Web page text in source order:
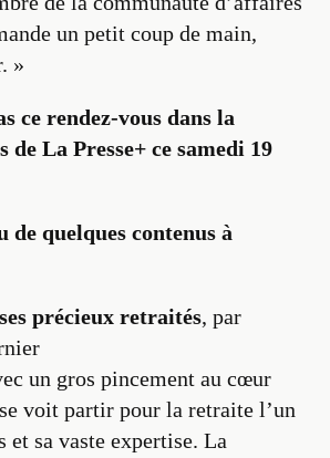
un petit coup de main,
»
ce rendez-vous dans la
de La Presse+ ce samedi 19
de quelques contenus à
précieux retraités, par
un gros pincement au cœur
voit partir pour la retraite l’un
et sa vaste expertise. La